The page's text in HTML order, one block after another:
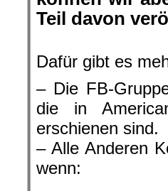
Teil davon
Dafür gibt es
– Die FB-
die in
erschienen sind.
– Alle Anderen
wenn: